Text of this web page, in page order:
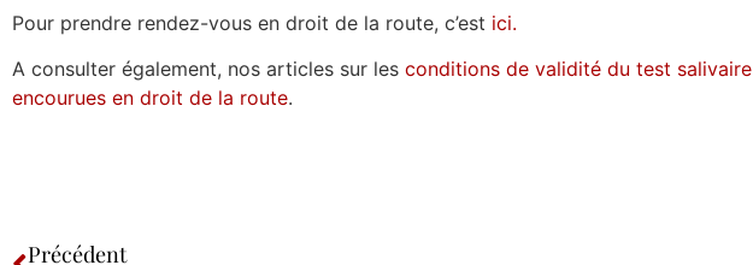
Pour prendre rendez-vous en droit de la route, c’est ici.
A consulter également, nos articles sur les conditions de validité du test salivaire
encourues en droit de la route.
Précédent